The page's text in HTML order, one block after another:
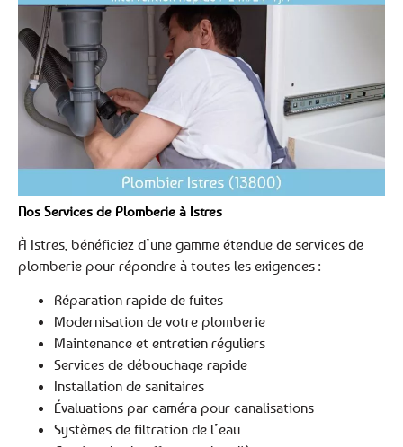
Nos Services de Plomberie à Istres
À Istres, bénéficiez d’une gamme étendue de services de
plomberie pour répondre à toutes les exigences :
Réparation rapide de fuites
Modernisation de votre plomberie
Maintenance et entretien réguliers
Services de débouchage rapide
Installation de sanitaires
Évaluations par caméra pour canalisations
Systèmes de filtration de l’eau